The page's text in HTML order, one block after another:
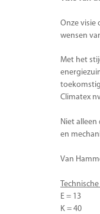
Onze visie
wensen
Met het
Climatex
Niet
en
Van
E = 13
K = 40